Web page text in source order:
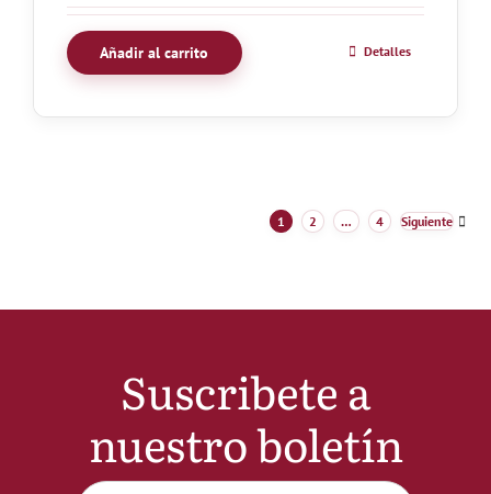
Añadir al carrito Detalles
1 2 … 4 Siguiente
Suscribete a
nuestro boletín